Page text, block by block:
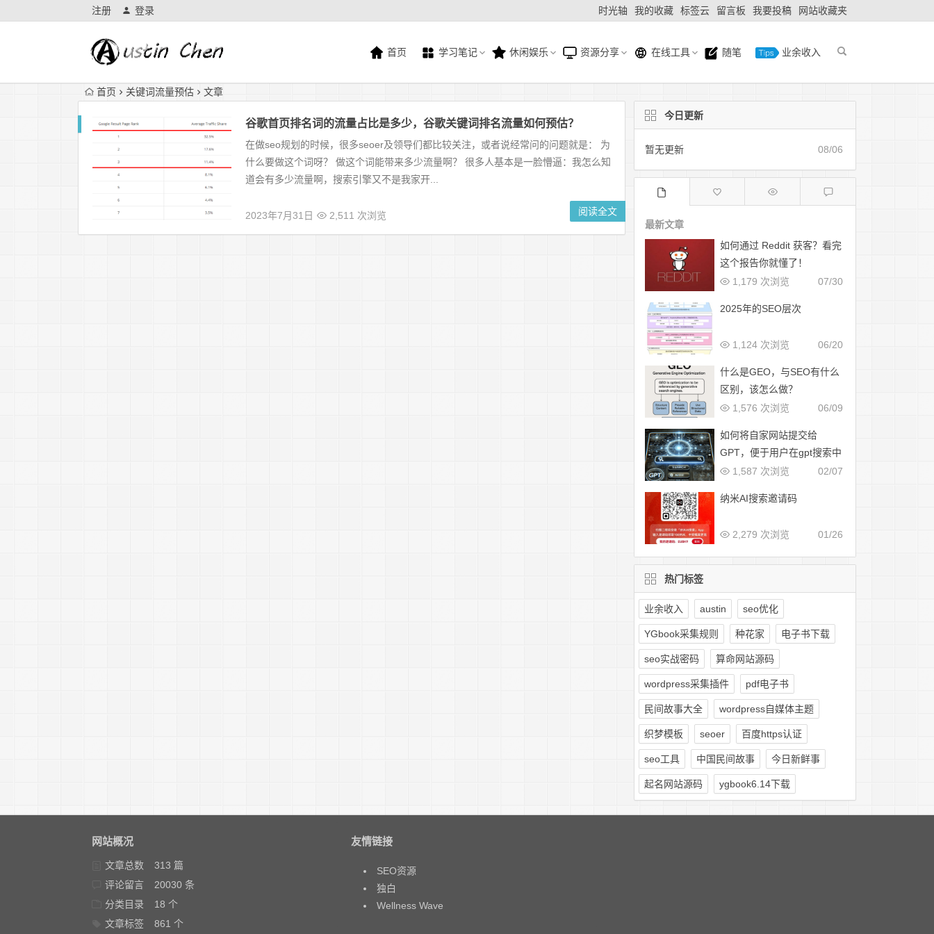
注册 登录 时光轴 我的收藏 标签云 留言板 我要投稿 网站收藏夹
首页 学习笔记 休闲娱乐 资源分享 在线工具 随笔 业余收入
首页 关键词流量预估 文章
谷歌首页排名词的流量占比是多少，谷歌关键词排名流量如何预估？
在做seo规划的时候，很多seoer及领导们都比较关注，或者说经常问的问题就是： 为
什么要做这个词呀？ 做这个词能带来多少流量啊？ 很多人基本是一脸懵逼：我怎么知
道会有多少流量啊，搜索引擎又不是我家开...
2023年7月31日 2,511 次浏览 阅读全文
今日更新
暂无更新 08/06
最新文章
如何通过 Reddit 获客？看完
这个报告你就懂了！
07/30
1,179 次浏览
2025年的SEO层次
06/20
1,124 次浏览
什么是GEO，与SEO有什么
区别，该怎么做？
06/09
1,576 次浏览
如何将自家网站提交给
GPT，便于用户在gpt搜索中
展示
02/07
1,587 次浏览
纳米AI搜索邀请码
01/26
2,279 次浏览
热门标签
业余收入 austin seo优化
YGbook采集规则 种花家 电子书下载
seo实战密码 算命网站源码
wordpress采集插件 pdf电子书
民间故事大全 wordpress自媒体主题
织梦模板 seoer 百度https认证
seo工具 中国民间故事 今日新鲜事
起名网站源码 ygbook6.14下载
网站概况
文章总数
313 篇
评论留言
20030 条
分类目录
18 个
文章标签
861 个
友情链接
SEO资源
独白
Wellness Wave